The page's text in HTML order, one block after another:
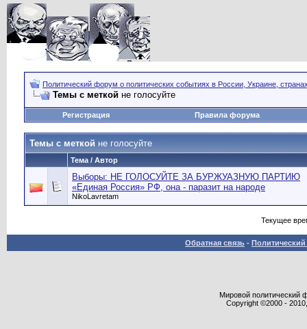
Политический форум о политических событиях в России, Украине,
Темы с меткой не голосуйте
Регистрация Правила форума
Темы с меткой не голосуйте
Тема / Автор
Выборы: НЕ ГОЛОСУЙТЕ ЗА БУРЖУАЗНУЮ ПАРТИЮ
«Единая Россия» РФ, она - паразит на народе
NikoLavretam
Текущее
Обратная связь -
Мировой политический
Copyright ©2000 -